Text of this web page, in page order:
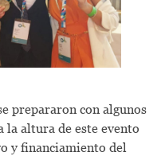
prepararon con algunos
la altura de este evento
y financiamiento del